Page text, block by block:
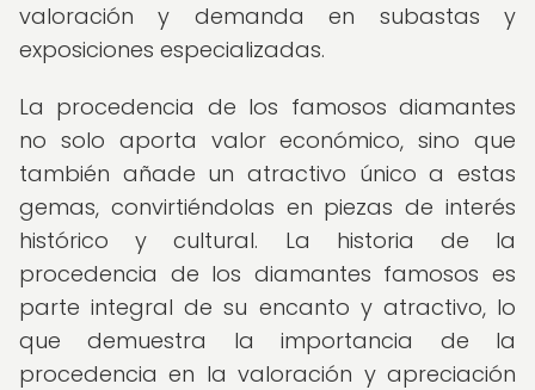
valoración y demanda en subastas y
exposiciones especializadas.
La procedencia de los famosos diamantes
no solo aporta valor económico, sino que
también añade un atractivo único a estas
gemas, convirtiéndolas en piezas de interés
histórico y cultural. La historia de la
procedencia de los diamantes famosos es
parte integral de su encanto y atractivo, lo
que demuestra la importancia de la
procedencia en la valoración y apreciación